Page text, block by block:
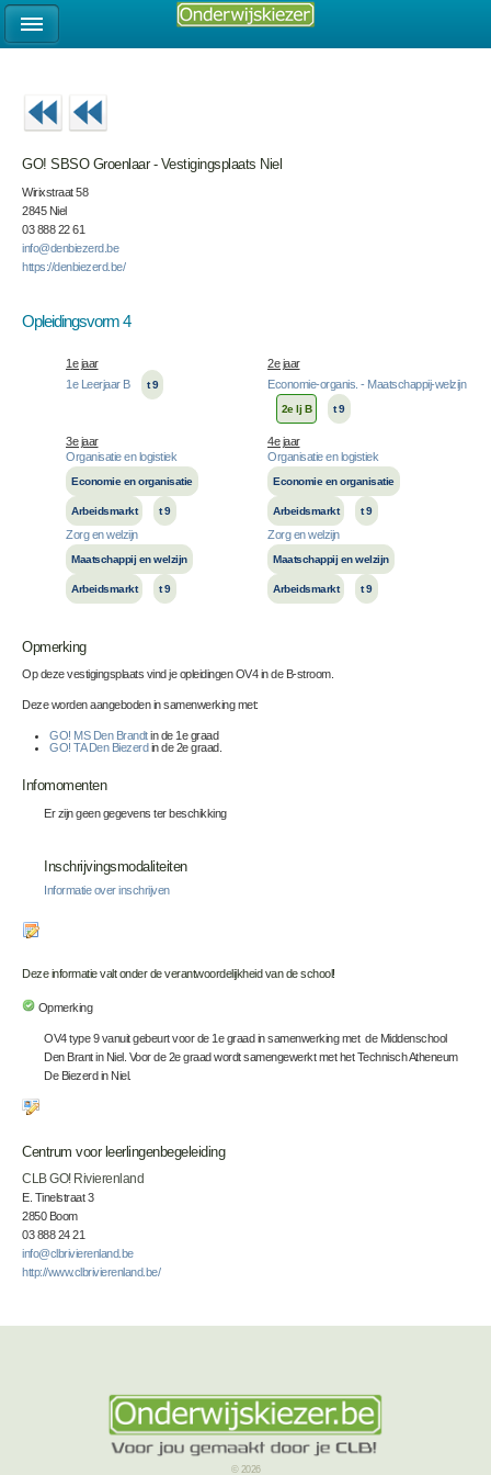
GO! SBSO Groenlaar - Vestigingsplaats Niel
Wirixstraat 58
2845 Niel
03 888 22 61
info@denbiezerd.be
https://denbiezerd.be/
Opleidingsvorm 4
1e jaar
2e jaar
1e Leerjaar B
t 9 Economie-organis. - Maatschappij-welzijn
2e lj B t 9
3e jaar
4e jaar
Organisatie en logistiek
Economie en organisatie
Arbeidsmarkt t 9
Zorg en welzijn
Maatschappij en welzijn
Arbeidsmarkt t 9
Organisatie en logistiek
Economie en organisatie
Arbeidsmarkt t 9
Zorg en welzijn
Maatschappij en welzijn
Arbeidsmarkt t 9
Opmerking
Op deze vestigingsplaats vind je opleidingen OV4 in de B-stroom.
Deze worden aangeboden in samenwerking met:
GO! MS Den Brandtin de 1e graad
GO! TA Den Biezerd in de 2e graad.
Infomomenten
Er zijn geen gegevens ter beschikking
Inschrijvingsmodaliteiten
Informatie over inschrijven
Deze informatie valt onder de verantwoordelijkheid van de school!
Opmerking
OV4 type 9 vanuit gebeurt voor de 1e graad in samenwerking met de Middenschool
Den Brant in Niel. Voor de 2e graad wordt samengewerkt met het Technisch Atheneum
De Biezerd in Niel.
Centrum voor leerlingenbegeleiding
CLB GO! Rivierenland
E. Tinelstraat 3
2850 Boom
03 888 24 21
info@clbrivierenland.be
http://www.clbrivierenland.be/
© 2026